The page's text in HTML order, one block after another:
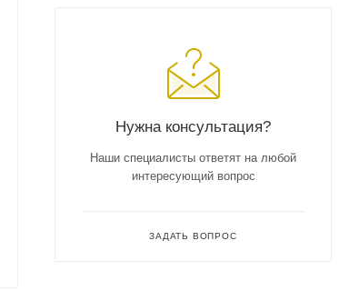
Нужна консультация?
Наши специалисты ответят на любой
интересующий вопрос
ЗАДАТЬ ВОПРОС